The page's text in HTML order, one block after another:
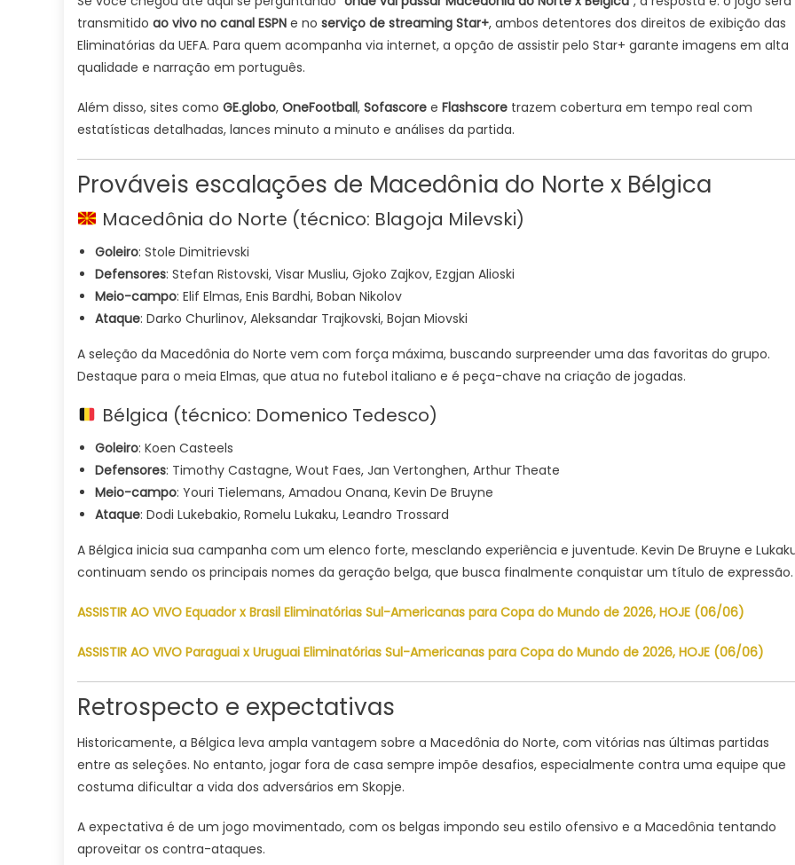
transmitido ao vivo no canal ESPN e no serviço de streaming Star+, ambos detentores dos direitos de exibição das
Eliminatórias da UEFA. Para quem acompanha via internet, a opção de assistir pelo Star+ garante imagens em alta
qualidade e narração em português.
Além disso, sites como GE.globo, OneFootball, Sofascore e Flashscore trazem cobertura em tempo real com
estatísticas detalhadas, lances minuto a minuto e análises da partida.
Prováveis escalações de Macedônia do Norte x Bélgica
Macedônia do Norte (técnico: Blagoja Milevski)
Goleiro: Stole Dimitrievski
Defensores: Stefan Ristovski, Visar Musliu, Gjoko Zajkov, Ezgjan Alioski
Meio-campo: Elif Elmas, Enis Bardhi, Boban Nikolov
Ataque: Darko Churlinov, Aleksandar Trajkovski, Bojan Miovski
A seleção da Macedônia do Norte vem com força máxima, buscando surpreender uma das favoritas do grupo.
Destaque para o meia Elmas, que atua no futebol italiano e é peça-chave na criação de jogadas.
Bélgica (técnico: Domenico Tedesco)
Goleiro: Koen Casteels
Defensores: Timothy Castagne, Wout Faes, Jan Vertonghen, Arthur Theate
Meio-campo: Youri Tielemans, Amadou Onana, Kevin De Bruyne
Ataque: Dodi Lukebakio, Romelu Lukaku, Leandro Trossard
A Bélgica inicia sua campanha com um elenco forte, mesclando experiência e juventude. Kevin De Bruyne e
continuam sendo os principais nomes da geração belga, que busca finalmente conquistar um título de expressão.
ASSISTIR AO VIVO Equador x Brasil Eliminatórias Sul-Americanas para Copa do Mundo de 2026, HOJE (06/06)
ASSISTIR AO VIVO Paraguai x Uruguai Eliminatórias Sul-Americanas para Copa do Mundo de 2026, HOJE (06/06)
Retrospecto e expectativas
Historicamente, a Bélgica leva ampla vantagem sobre a Macedônia do Norte, com vitórias nas últimas partidas
entre as seleções. No entanto, jogar fora de casa sempre impõe desafios, especialmente contra uma equipe que
costuma dificultar a vida dos adversários em Skopje.
A expectativa é de um jogo movimentado, com os belgas impondo seu estilo ofensivo e a Macedônia tentando
aproveitar os contra-ataques.